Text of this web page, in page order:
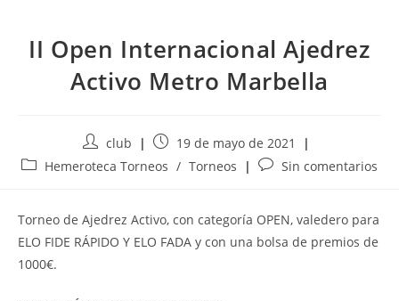
II Open Internacional Ajedrez
Activo Metro Marbella
Autor
de
club
Publicación
de
19 de mayo de 2021
Categoría
entrada:
Hemeroteca Torneos / Torneos
Comentarios
entrada:
Sin comentarios
Torneo de Ajedrez Activo, con categoría OPEN, valedero para
ELO FIDE RÁPIDO Y ELO FADA y con una bolsa de premios de
1000€.